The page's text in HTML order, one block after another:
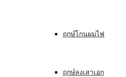
ฤกษ์โกนผมไฟ
ฤกษ์ลงเสาเอก